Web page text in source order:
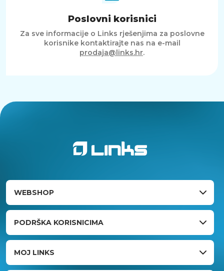
Poslovni korisnici
Za sve informacije o Links rješenjima za poslovne
korisnike kontaktirajte nas na e-mail
prodaja@links.hr.
WEBSHOP
PODRŠKA KORISNICIMA
MOJ LINKS